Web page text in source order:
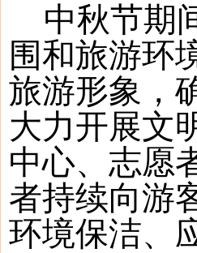
中秋节期
围和旅游环
旅游形象，
大力开展文
中心、志愿
者持续向游
环境保洁、